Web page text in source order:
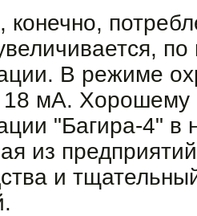
конечно,
В режиме
мА. Хорошему
"Багира-4" в
из
и